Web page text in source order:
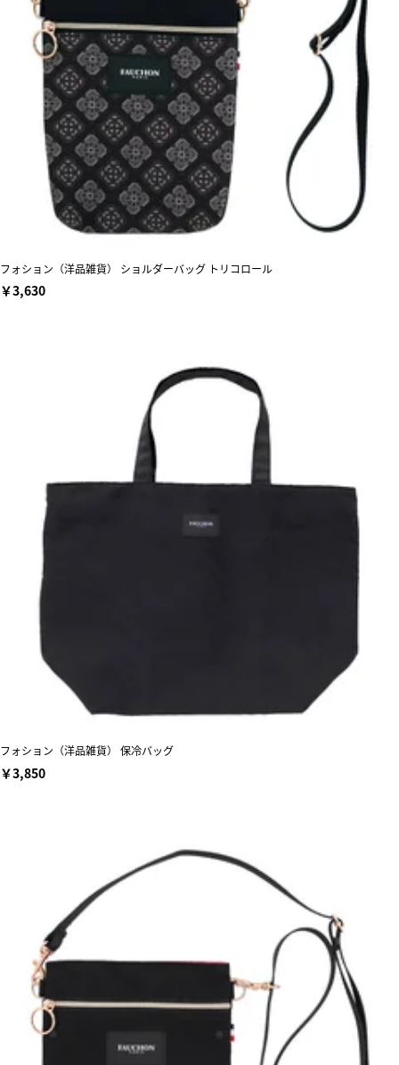
フォション（洋品雑貨） ショルダーバッグ トリコロール
￥3,630
フォション（洋品雑貨） 保冷バッグ
￥3,850